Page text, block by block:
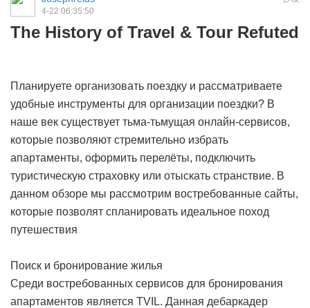
4-22 06:35:50
The History of Travel & Tour Refuted
Планируете организовать поездку и рассматриваете
удобные инструменты для организации поездки? В
наше век существует тьма-тьмущая онлайн-сервисов,
которые позволяют стремительно избрать
апартаменты, оформить перелёты, подключить
туристическую страховку или отыскать странствие. В
данном обзоре мы рассмотрим востребованные сайты,
которые позволят спланировать идеальное поход
путешествия
Поиск и бронирование жилья
Среди востребованных сервисов для бронирования
апартаментов является TVIL. Данная дебаркадер